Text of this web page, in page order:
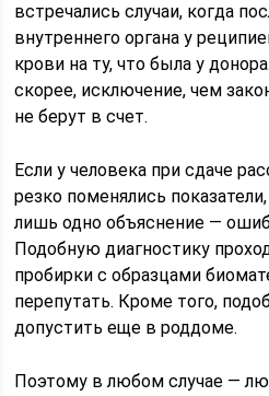
встречались случаи, когда
внутреннего органа у
крови на ту, что была у
скорее, исключение, чем
не берут в счет.
Если у человека при сдаче
резко поменялись
лишь одно объяснение —
Подобную диагностику
пробирки с образцами
перепутать. Кроме того,
допустить еще в роддоме.
Поэтому в любом случае —